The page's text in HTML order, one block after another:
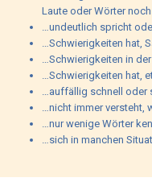
Laute oder Wörter
…undeutlich spricht
…Schwierigkeiten hat,
…Schwierigkeiten in
…Schwierigkeiten hat,
…auffällig schnell oder
…nicht immer versteht,
…nur wenige Wörter
…sich in manchen